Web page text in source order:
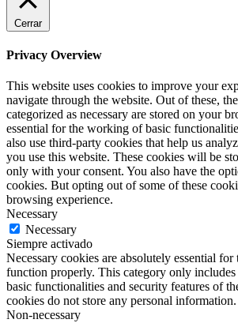
Cerrar
Privacy Overview
This website uses cookies to improve your
navigate through the website. Out of these,
categorized as necessary are stored on your
essential for the working of basic
also use third-party cookies that help us
you use this website. These cookies will be
only with your consent. You also have the
cookies. But opting out of some of these
browsing experience.
Necessary
Necessary
Siempre activado
Necessary cookies are absolutely essential for
function properly. This category only includes
basic functionalities and security features of
cookies do not store any personal information.
Non-necessary